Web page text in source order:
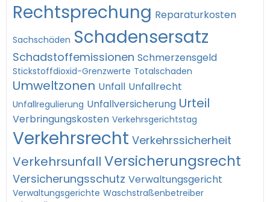
Rechtsprechung Reparaturkosten
Sachschäden Schadensersatz
Schadstoffemissionen Schmerzensgeld
Stickstoffdioxid-Grenzwerte Totalschaden
Umweltzonen Unfall Unfallrecht
Unfallregulierung Unfallversicherung Urteil
Verbringungskosten Verkehrsgerichtstag
Verkehrsrecht Verkehrssicherheit
Verkehrsunfall Versicherungsrecht
Versicherungsschutz Verwaltungsgericht
Verwaltungsgerichte Waschstraßenbetreiber